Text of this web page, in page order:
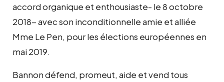
accord organique et enthousiaste- le 8 octobre
2018- avec son inconditionnelle amie et alliée
Mme Le Pen, pour les élections européennes en
mai 2019.
Bannon défend, promeut, aide et vend tous